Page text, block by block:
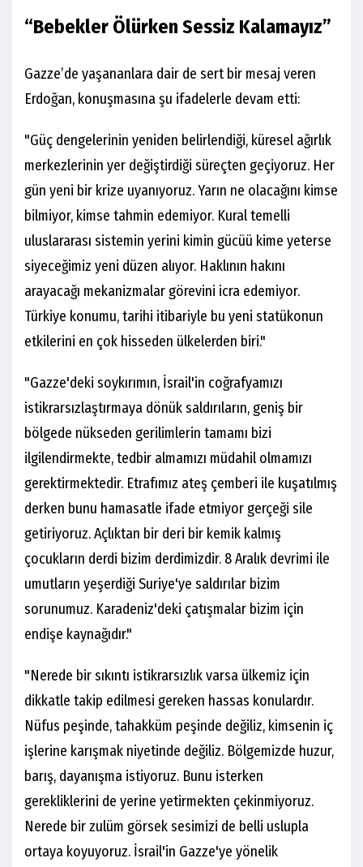
“Bebekler Ölürken Sessiz Kalamayız”
Gazze’de yaşananlara dair de sert bir mesaj veren
Erdoğan, konuşmasına şu ifadelerle devam etti:
"Güç dengelerinin yeniden belirlendiği, küresel ağırlık
merkezlerinin yer değiştirdiği süreçten geçiyoruz. Her
gün yeni bir krize uyanıyoruz. Yarın ne olacağını kimse
bilmiyor, kimse tahmin edemiyor. Kural temelli
uluslararası sistemin yerini kimin gücüü kime yeterse
siyeceğimiz yeni düzen alıyor. Haklının hakını
arayacağı mekanizmalar görevini icra edemiyor.
Türkiye konumu, tarihi itibariyle bu yeni statükonun
etkilerini en çok hisseden ülkelerden biri."
"Gazze'deki soykırımın, İsrail'in coğrafyamızı
istikrarsızlaştırmaya dönük saldırıların, geniş bir
bölgede nükseden gerilimlerin tamamı bizi
ilgilendirmekte, tedbir almamızı müdahil olmamızı
gerektirmektedir. Etrafımız ateş çemberi ile kuşatılmış
derken bunu hamasatle ifade etmiyor gerçeği sile
getiriyoruz. Açlıktan bir deri bir kemik kalmış
çocukların derdi bizim derdimizdir. 8 Aralık devrimi ile
umutların yeşerdiği Suriye'ye saldırılar bizim
sorunumuz. Karadeniz'deki çatışmalar bizim için
endişe kaynağıdır."
"Nerede bir sıkıntı istikrarsızlık varsa ülkemiz için
dikkatle takip edilmesi gereken hassas konulardır.
Nüfus peşinde, tahakküm peşinde değiliz, kimsenin iç
işlerine karışmak niyetinde değiliz. Bölgemizde huzur,
barış, dayanışma istiyoruz. Bunu isterken
gerekliklerini de yerine yetirmekten çekinmiyoruz.
Nerede bir zulüm görsek sesimizi de belli uslupla
ortaya koyuyoruz. İsrail'in Gazze'ye yönelik